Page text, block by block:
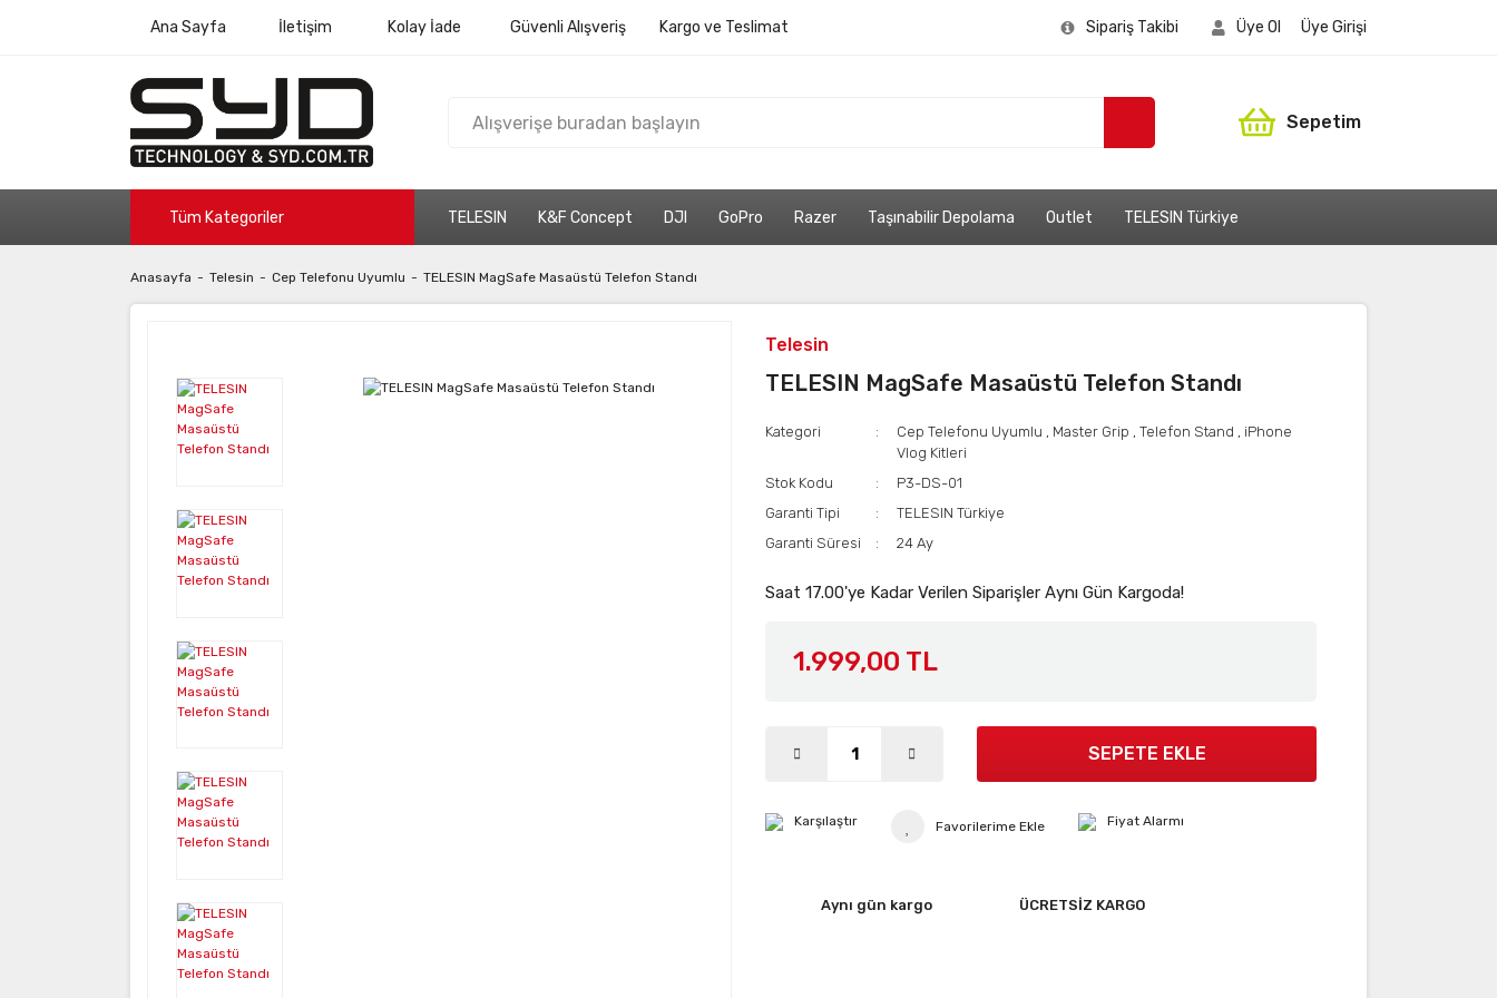
Ana Sayfa İletişim Kolay İade Güvenli Alışveriş Kargo ve Teslimat Sipariş Takibi Üye Ol Üye Girişi
Sepetim
Tüm Kategoriler TELESIN K&F Concept DJI GoPro Razer Taşınabilir Depolama Outlet TELESIN Türkiye
Anasayfa Telesin Cep Telefonu Uyumlu TELESIN MagSafe Masaüstü Telefon Standı
Telesin
TELESIN MagSafe Masaüstü Telefon Standı
Kategori Cep Telefonu Uyumlu , Master Grip , Telefon Stand , iPhone
Vlog Kitleri
Stok Kodu
P3-DS-01
Garanti Tipi
TELESIN Türkiye
Garanti Süresi
24 Ay
Saat 17.00'ye Kadar Verilen Siparişler Aynı Gün Kargoda!
1.999,00 TL
SEPETE EKLE
Karşılaştır Fiyat Alarmı
Aynı gün kargo ÜCRETSİZ KARGO